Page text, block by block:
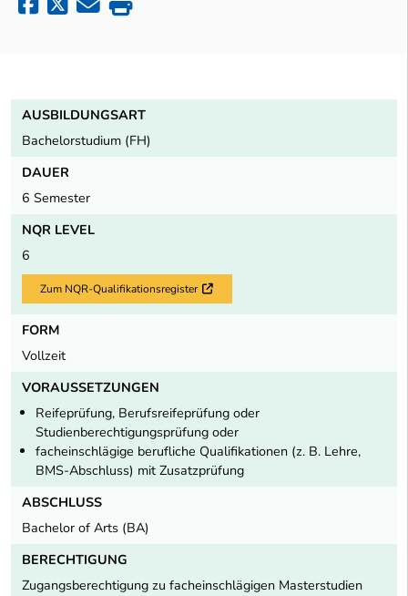
AUSBILDUNGSART
Bachelorstudium (FH)
DAUER
6 Semester
NQR LEVEL
6
Zum NQR-Qualifikationsregister Externer Link
FORM
Vollzeit
VORAUSSETZUNGEN
Reifeprüfung, Berufsreifeprüfung oder
Studienberechtigungsprüfung oder
facheinschlägige berufliche Qualifikationen (z. B. Lehre,
BMS-Abschluss) mit Zusatzprüfung
ABSCHLUSS
Bachelor of Arts (BA)
BERECHTIGUNG
Zugangsberechtigung zu facheinschlägigen Masterstudien